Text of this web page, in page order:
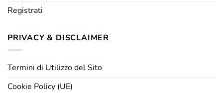
Registrati
PRIVACY & DISCLAIMER
Termini di Utilizzo del Sito
Cookie Policy (UE)